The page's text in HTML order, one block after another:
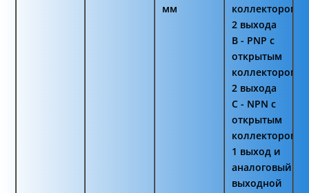
мм
коллектором
2 выхода
B - PNP с
открытым
коллектором
2 выхода
C - NPN с
открытым
коллектором
1 выход и
аналоговый
выходной